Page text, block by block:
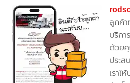
ลูกค้า
บริก
ด้วย
ประ
เราใ